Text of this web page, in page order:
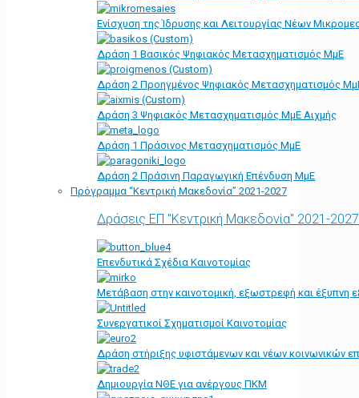
Ενίσχυση της Ίδρυσης και Λειτουργίας Νέων
Δράση 1 Βασικός Ψηφιακός Μετασχηματισμός ΜμΕ
Δράση 2 Προηγμένος Ψηφιακός Μετασχηματισμός
Δράση 3 Ψηφιακός Μετασχηματισμός ΜμΕ Αιχμής
Δράση 1 Πράσινος Μετασχηματισμός ΜμΕ
Δράση 2 Πράσινη Παραγωγική Επένδυση ΜμΕ
Πρόγραμμα “Κεντρική Μακεδονία” 2021-2027
Δράσεις ΕΠ "Κεντρική Μακεδονία" 2021-2027
Επενδυτικά Σχέδια Καινοτομίας
Μετάβαση στην καινοτομική, εξωστρεφή και έξυπνη
Συνεργατικοί Σχηματισμοί Καινοτομίας
Δράση στήριξης υφιστάμενων και νέων κοινωνικών
Δημιουργία ΝΘΕ για ανέργους ΠΚΜ